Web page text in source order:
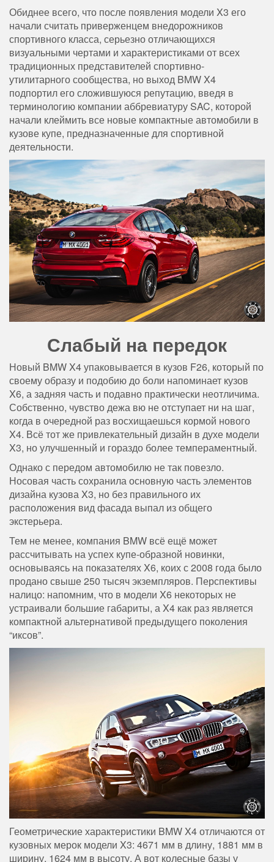
Обиднее всего, что после появления модели X3 его
начали считать приверженцем внедорожников
спортивного класса, серьезно отличающихся
визуальными чертами и характеристиками от всех
традиционных представителей спортивно-
утилитарного сообщества, но выход BMW X4
подпортил его сложившуюся репутацию, введя в
терминологию компании аббревиатуру SAC, которой
начали клеймить все новые компактные автомобили в
кузове купе, предназначенные для спортивной
деятельности.
Слабый на передок
Новый BMW X4 упаковывается в кузов F26, который по
своему образу и подобию до боли напоминает кузов
X6, а задняя часть и подавно практически неотличима.
Собственно, чувство дежа вю не отступает ни на шаг,
когда в очередной раз восхищаешься кормой нового
X4. Всё тот же привлекательный дизайн в духе модели
X3, но улучшенный и гораздо более темпераментный.
Однако с передом автомобилю не так повезло.
Носовая часть сохранила основную часть элементов
дизайна кузова X3, но без правильного их
расположения вид фасада выпал из общего
экстерьера.
Тем не менее, компания BMW всё ещё может
рассчитывать на успех купе-образной новинки,
основываясь на показателях X6, коих с 2008 года было
продано свыше 250 тысяч экземпляров. Перспективы
налицо: напомним, что в модели X6 некоторых не
устраивали большие габариты, а X4 как раз является
компактной альтернативой предыдущего поколения
“иксов”.
Геометрические характеристики BMW X4 отличаются от
кузовных мерок модели X3: 4671 мм в длину, 1881 мм в
ширину, 1624 мм в высоту. А вот колесные базы у